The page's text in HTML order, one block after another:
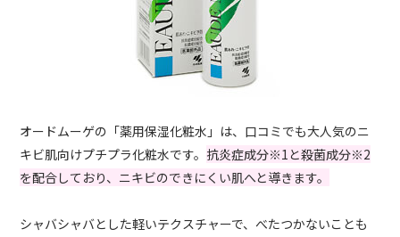
オードムーゲの「薬用保湿化粧水」は、口コミでも大人気のニ
キビ肌向けプチプラ化粧水です。 抗炎症成分※1と殺菌成分※2
を配合しており、ニキビのできにくい肌へと導きます。
シャバシャバとした軽いテクスチャーで、べたつかないことも